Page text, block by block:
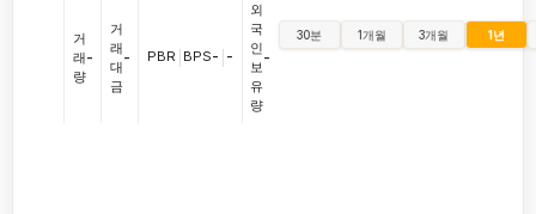
거
래
량
-
거
래
대
금
- PBR BPS- -
외
국
인
보
유
량
-
30분 1개월 3개월 1년